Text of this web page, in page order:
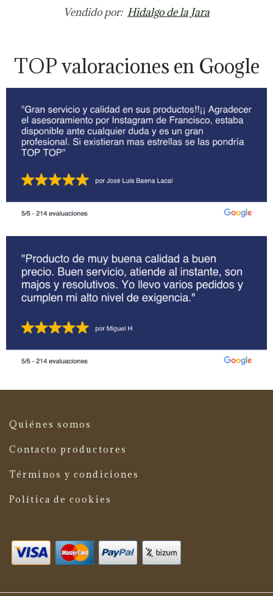
Vendido por: Hidalgo de la Jara
TOP valoraciones en Google
Quiénes somos
Contacto productores
Términos y condiciones
Política de cookies